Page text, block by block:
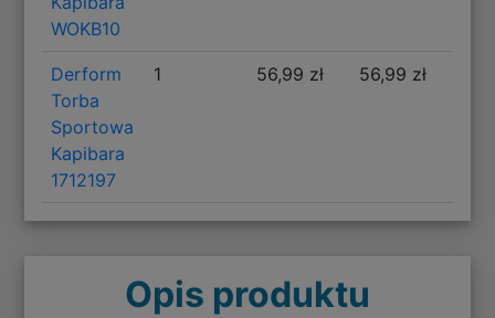
WOKB10
Derform
Torba
Sportowa
Kapibara
1712197
1 56,99 zł 56,99 zł
Opis produktu